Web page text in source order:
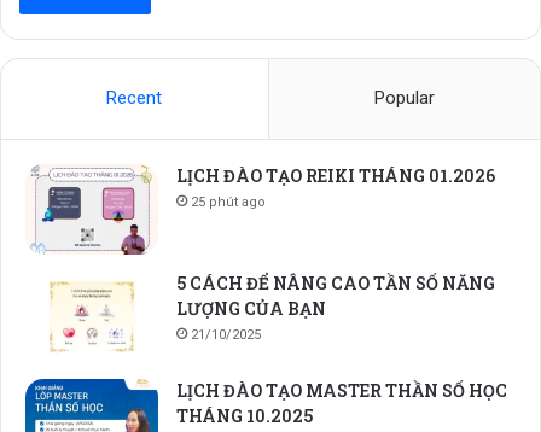
Recent Popular
LỊCH ĐÀO TẠO REIKI THÁNG 01.2026
25 phút ago
5 CÁCH ĐỂ NÂNG CAO TẦN SỐ NĂNG
LƯỢNG CỦA BẠN
21/10/2025
LỊCH ĐÀO TẠO MASTER THẦN SỐ HỌC
THÁNG 10.2025